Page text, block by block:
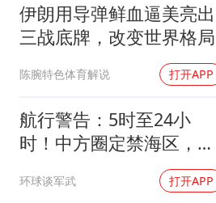
伊朗用导弹鲜血逼美亮出
三战底牌，改变世界格局
陈腕特色体育解说 打开APP
航行警告：5时至24小
时！中方圈定禁海区，美
航母紧急后撤，黄岩岛主
权已定
环球谈军武 打开APP